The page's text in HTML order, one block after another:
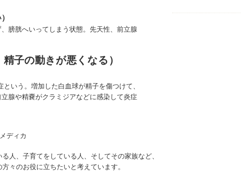
膀胱へいってしまう状態。先天性、前立腺
子の動きが悪くなる）
いう。増加した白血球が精子を傷つけて、
腺や精嚢がクラミジアなどに感染して炎症
ディカ
人、子育てをしている人、そしてその家族など、
々のお役に立ちたいと考えています。